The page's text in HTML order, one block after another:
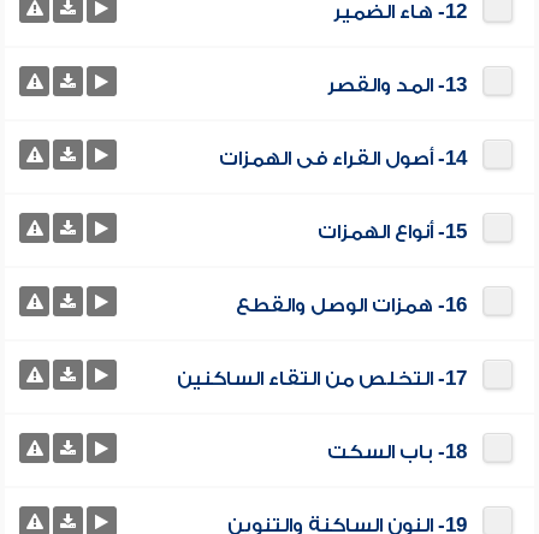
12- هاء الضمير
13- المد والقصر
14- أصول القراء فى الهمزات
15- أنواع الهمزات
16- همزات الوصل والقطع
17- التخلص من التقاء الساكنين
18- باب السكت
19- النون الساكنة والتنوين